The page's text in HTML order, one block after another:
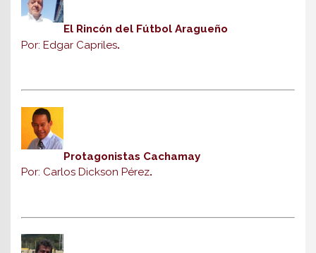
El Rincón del Fútbol Aragueño
Por: Edgar Capriles.
Protagonistas Cachamay
Por: Carlos Dickson Pérez.